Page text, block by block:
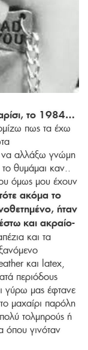
το 1984…
πως τα έχω
να αλλάξω γνώμη
το θυμάμαι καν..
όμως μου έχουν
ακόμα το
ήταν
και ακραίο-
και τα
και latex,
περιόδους
γύρω μας έφτανε
μαχαίρι παρόλη
τολμηρούς ή
όπου γινόταν